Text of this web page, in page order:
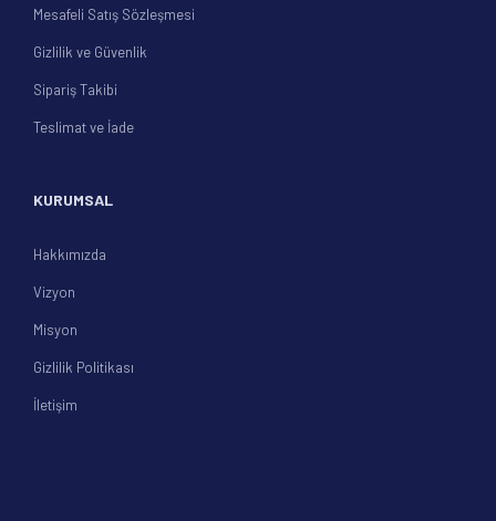
Mesafeli Satış Sözleşmesi
Gizlilik ve Güvenlik
Sipariş Takibi
Teslimat ve İade
KURUMSAL
Hakkımızda
Vizyon
Misyon
Gizlilik Politikası
İletişim